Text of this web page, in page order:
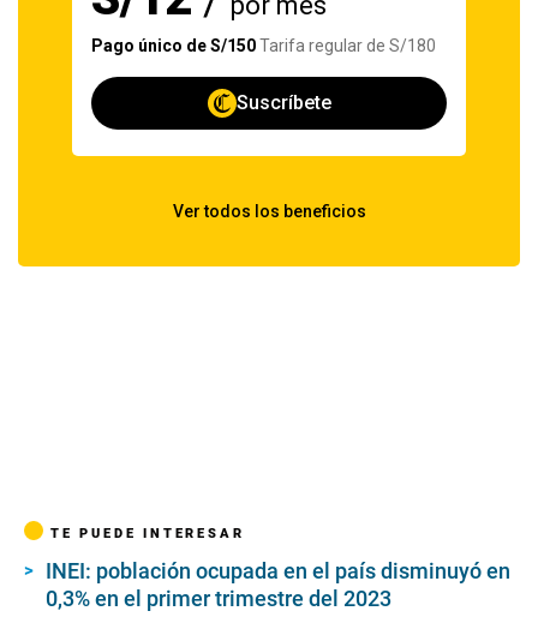
TE PUEDE INTERESAR
INEI: población ocupada en el país disminuyó en
0,3% en el primer trimestre del 2023